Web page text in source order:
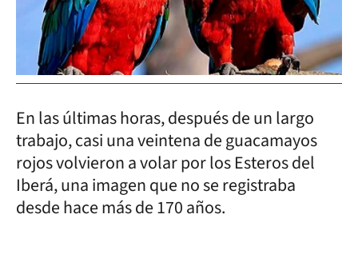
En las últimas horas, después de un largo
trabajo, casi una veintena de guacamayos
rojos volvieron a volar por los Esteros del
Iberá, una imagen que no se registraba
desde hace más de 170 años.